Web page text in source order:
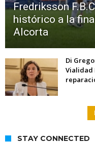
Fredriksson
histórico a la
Alcorta
Di
Vialidad
STAY CONNECTED